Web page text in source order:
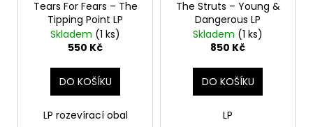
Tears For Fears – The
Tipping Point LP
Skladem (1 ks)
550 Kč
DO KOŠÍKU
LP rozevírací obal
The Struts – Young &
Dangerous LP
Skladem (1 ks)
850 Kč
DO KOŠÍKU
LP